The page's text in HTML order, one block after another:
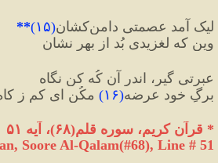
لیک آمد عصمتی دامن‌کشان (۱۵)
**
وین که لغزیدی بُد از بهر نشان
عبرتی گیر، اندر آن کُه کن نگاه
برگِ خود عرضه(۱۶) مکُن ای کم ز
* قرآن کریم، سوره قلم(۶۸)، آیه ۵۱
Soore Al-Qalam(#68), Line # 51